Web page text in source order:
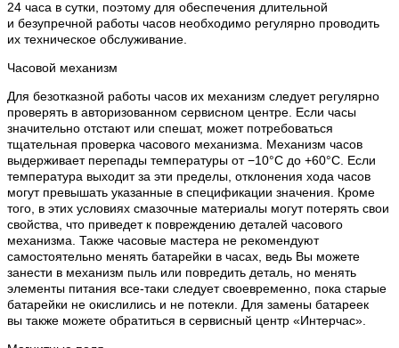
24 часа в сутки, поэтому для обеспечения длительной
и безупречной работы часов необходимо регулярно проводить
их техническое обслуживание.
Часовой механизм
Для безотказной работы часов их механизм следует регулярно
проверять в авторизованном сервисном центре. Если часы
значительно отстают или спешат, может потребоваться
тщательная проверка часового механизма. Механизм часов
выдерживает перепады температуры от −10°C до +60°C. Если
температура выходит за эти пределы, отклонения хода часов
могут превышать указанные в спецификации значения. Кроме
того, в этих условиях смазочные материалы могут потерять свои
свойства, что приведет к повреждению деталей часового
механизма. Также часовые мастера не рекомендуют
самостоятельно менять батарейки в часах, ведь Вы можете
занести в механизм пыль или повредить деталь, но менять
элементы питания все-таки следует своевременно, пока старые
батарейки не окислились и не потекли. Для замены батареек
вы также можете обратиться в сервисный центр «Интерчас».